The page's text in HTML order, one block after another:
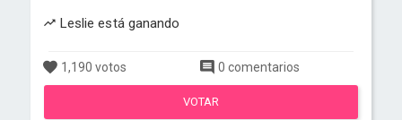
Leslie está ganando
1,190 votos 0 comentarios
VOTAR